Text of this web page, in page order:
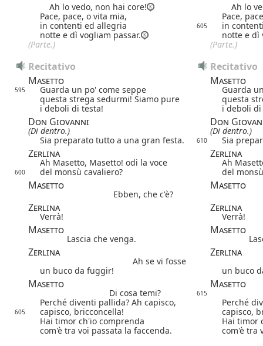
Ah lo vedo, non hai core!
Ah lo
Pace, pace, o vita mia,
Pace,
in contenti ed allegria
605
in
notte e dì vogliam passar.
notte e dì
(Parte.)
(Parte.)
Recitativo
Recitativo
Masetto
Masetto
595 Guarda un po' come seppe
Guarda
questa strega sedurmi! Siamo pure
questa
i deboli di testa!
i deboli di
Don Giovanni Don
(Di dentro.)
(Di dentro.)
Sia preparato tutto a una gran festa.
610 Sia
Zerlina Zerlina
Ah Masetto, Masetto! odi la voce Ah
600 del monsù cavaliero? del
Masetto Masetto
Ebben, che c'è?
Zerlina Zerlina
Verrà! Verrà!
Masetto Masetto
Lascia che venga.
Zerlina Zerlina
Ah se vi fosse
un buco da fuggir!
un buco
Masetto Masetto
Di cosa temi? 615
Perché diventi pallida? Ah capisco, Perché
605 capisco, bricconcella!
capisco,
Hai timor ch'io comprenda
Hai timor
com'è tra voi passata la faccenda.
com'è tra